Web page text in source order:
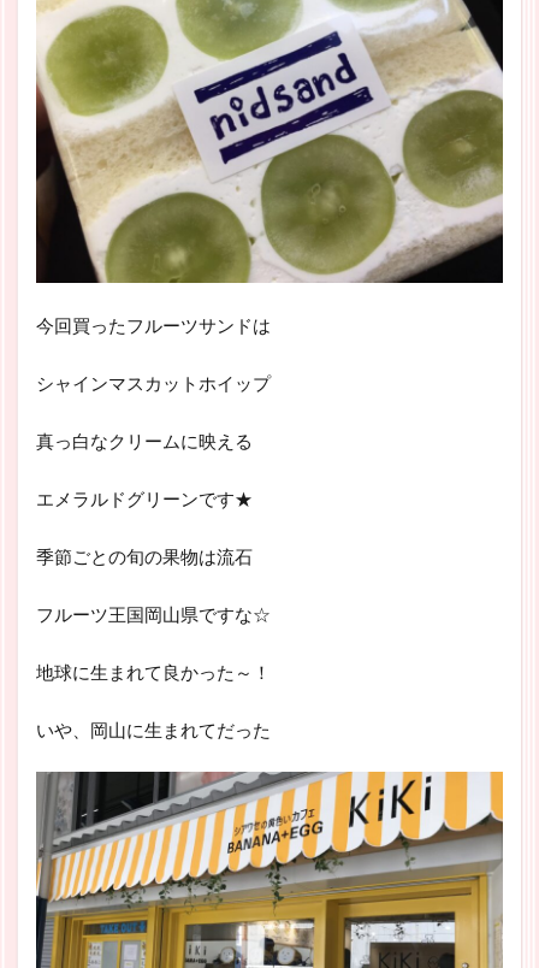
今回買ったフルーツサンドは
シャインマスカットホイップ
真っ白なクリームに映える
エメラルドグリーンです★
季節ごとの旬の果物は流石
フルーツ王国岡山県ですな☆
地球に生まれて良かった～！
いや、岡山に生まれてだった